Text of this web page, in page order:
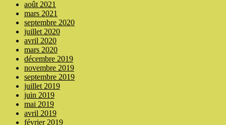
août 2021
mars 2021
septembre 2020
juillet 2020
avril 2020
mars 2020
décembre 2019
novembre 2019
septembre 2019
juillet 2019
juin 2019
mai 2019
avril 2019
février 2019